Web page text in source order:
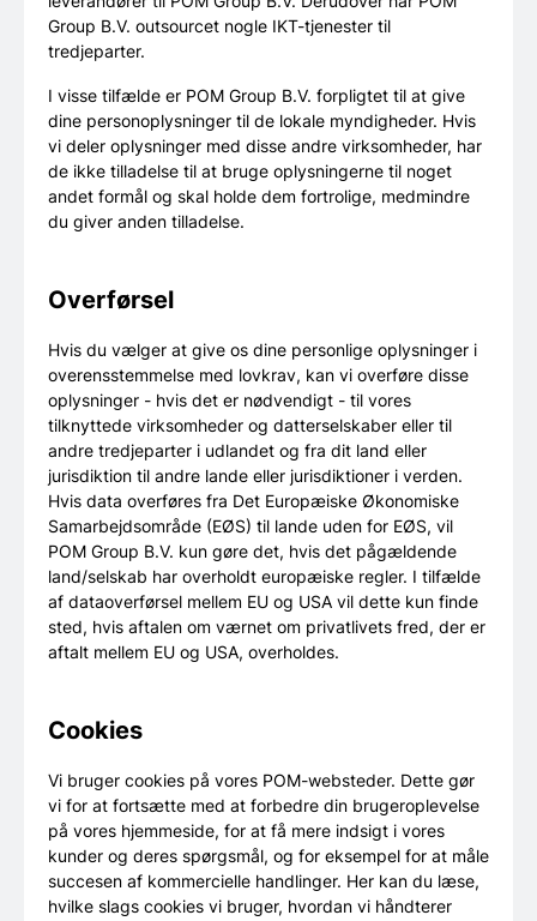
Group B.V. outsourcet nogle IKT-tjenester til
tredjeparter.
I visse tilfælde er POM Group B.V. forpligtet til at give
dine personoplysninger til de lokale myndigheder. Hvis
vi deler oplysninger med disse andre virksomheder, har
de ikke tilladelse til at bruge oplysningerne til noget
andet formål og skal holde dem fortrolige, medmindre
du giver anden tilladelse.
Overførsel
Hvis du vælger at give os dine personlige oplysninger i
overensstemmelse med lovkrav, kan vi overføre disse
oplysninger - hvis det er nødvendigt - til vores
tilknyttede virksomheder og datterselskaber eller til
andre tredjeparter i udlandet og fra dit land eller
jurisdiktion til andre lande eller jurisdiktioner i verden.
Hvis data overføres fra Det Europæiske Økonomiske
Samarbejdsområde (EØS) til lande uden for EØS, vil
POM Group B.V. kun gøre det, hvis det pågældende
land/selskab har overholdt europæiske regler. I tilfælde
af dataoverførsel mellem EU og USA vil dette kun finde
sted, hvis aftalen om værnet om privatlivets fred, der er
aftalt mellem EU og USA, overholdes.
Cookies
Vi bruger cookies på vores POM-websteder. Dette gør
vi for at fortsætte med at forbedre din brugeroplevelse
på vores hjemmeside, for at få mere indsigt i vores
kunder og deres spørgsmål, og for eksempel for at måle
succesen af kommercielle handlinger. Her kan du læse,
hvilke slags cookies vi bruger, hvordan vi håndterer